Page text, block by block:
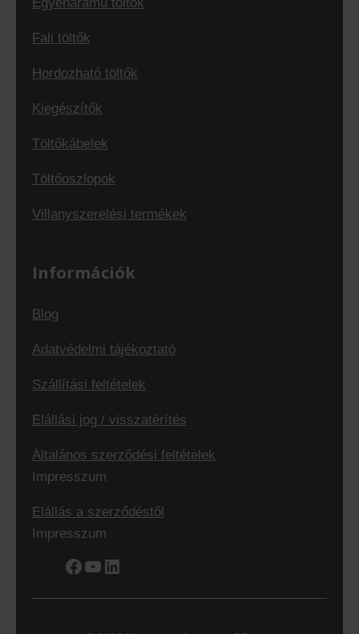
Fali töltők
Hordozható töltők
Kiegészítők
Töltőkábelek
Töltőoszlopok
Villanyszerelési termékek
Információk
Blog
Adatvédelmi tájékoztató
Szállítási feltételek
Elállási jog / visszatérítés
Általános szerződési feltételek
Impresszum
Elállás a szerződéstől
Impresszum
Facebook
YouTube